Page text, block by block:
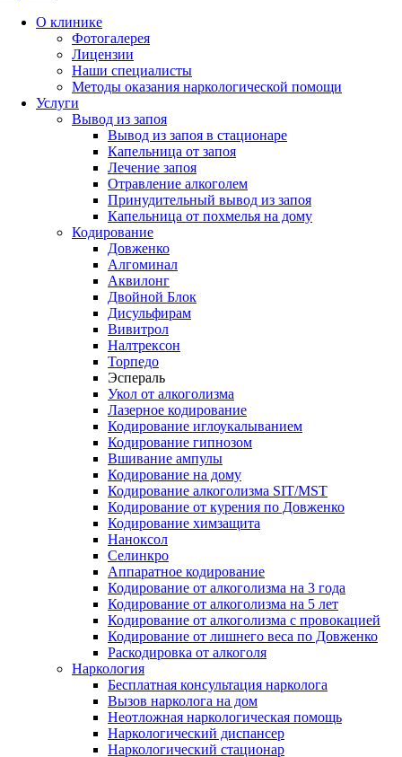
О клинике
Фотогалерея
Лицензии
Наши специалисты
Методы оказания наркологической помощи
Услуги
Вывод из запоя
Вывод из запоя в стационаре
Капельница от запоя
Лечение запоя
Отравление алкоголем
Принудительный вывод из запоя
Капельница от похмелья на дому
Кодирование
Довженко
Алгоминал
Аквилонг
Двойной Блок
Дисульфирам
Вивитрол
Налтрексон
Торпедо
Эспераль
Укол от алкоголизма
Лазерное кодирование
Кодирование иглоукалыванием
Кодирование гипнозом
Вшивание ампулы
Кодирование на дому
Кодирование алкоголизма SIT/MST
Кодирование от курения по Довженко
Кодирование химзащита
Наноксол
Селинкро
Аппаратное кодирование
Кодирование от алкоголизма на 3 года
Кодирование от алкоголизма на 5 лет
Кодирование от алкоголизма с провокацией
Кодирование от лишнего веса по Довженко
Раскодировка от алкоголя
Наркология
Бесплатная консультация нарколога
Вызов нарколога на дом
Неотложная наркологическая помощь
Наркологический диспансер
Наркологический стационар